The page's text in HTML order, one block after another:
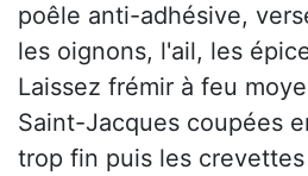
poêle anti-adhésive,
les oignons, l'ail, les
Laissez frémir à feu
Saint-Jacques coupées
trop fin puis les